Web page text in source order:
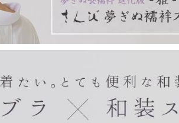
きもの・ゆかた・帯
ルック(袷)
東レシルック(単衣)
シルック(美來)
東レシルック(夏)
ルック(訪問着)
デニムきもの
袴
扇子・手拭い・ガーゼ